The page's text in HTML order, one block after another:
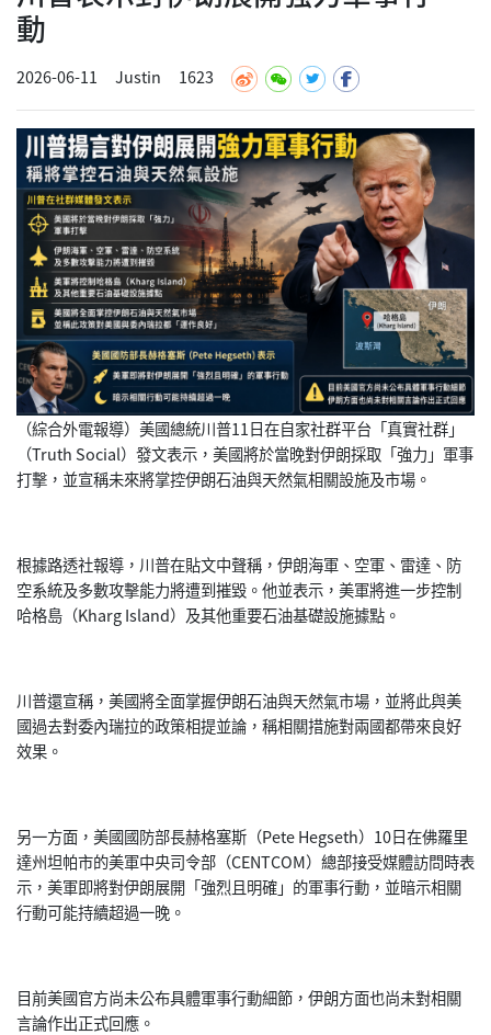
動
2026-06-11 Justin 1623
（綜合外電報導）美國總統川普11日在自家社群平台「真實社群」
（Truth Social）發文表示，美國將於當晚對伊朗採取「強力」 軍事
打擊，並宣稱未來將掌控伊朗石油與天然氣相關設施及市場。
根據路透社報導，川普在貼文中聲稱，伊朗海軍、空軍、雷達、 防
空系統及多數攻擊能力將遭到摧毀。他並表示， 美軍將進一步控制
哈格島（Kharg Island）及其他重要石油基礎設施據點。
川普還宣稱，美國將全面掌握伊朗石油與天然氣市場， 並將此與美
國過去對委內瑞拉的政策相提並論， 稱相關措施對兩國都帶來良好
效果。
另一方面，美國國防部長赫格塞斯（Pete Hegseth）10日在佛羅里
達州坦帕市的美軍中央司令部（CENTCOM）總部接受媒體訪問時表
示，美軍即將對伊朗展開「強烈且明確」的軍事行動，並暗示相關
行動可能持續超過一晚。
目前美國官方尚未公布具體軍事行動細節， 伊朗方面也尚未對相關
言論作出正式回應。